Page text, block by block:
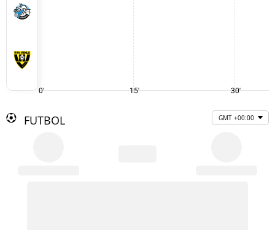
0' 15' 30'
FUTBOL GMT +00:00